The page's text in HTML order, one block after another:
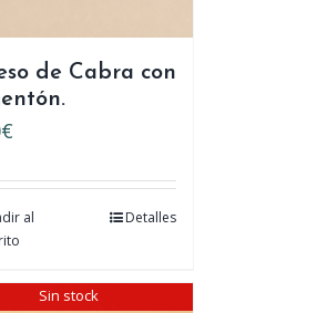
de Cabra con
€
al
Detalles
Sin stock